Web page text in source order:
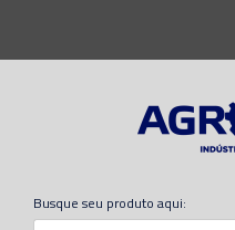
Busque seu produto aqui: